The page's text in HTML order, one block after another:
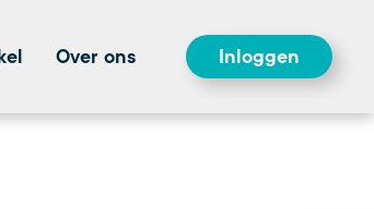
Over ons Inloggen